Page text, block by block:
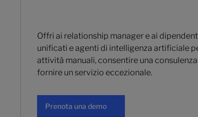
Offri ai relationship manager e ai
unificati e agenti di intelligenza artificiale
attività manuali, consentire una
fornire un servizio eccezionale.
Prenota una demo